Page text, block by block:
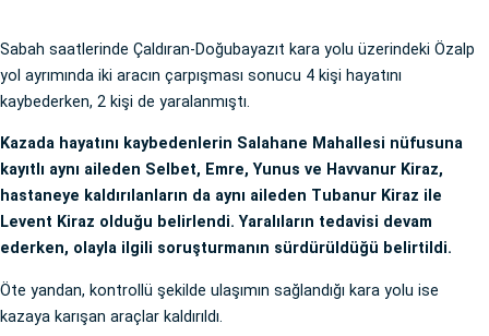
Sabah saatlerinde Çaldıran-Doğubayazıt kara yolu üzerindeki Özalp
yol ayrımında iki aracın çarpışması sonucu 4 kişi hayatını
kaybederken, 2 kişi de yaralanmıştı.
Kazada hayatını kaybedenlerin Salahane Mahallesi nüfusuna
kayıtlı aynı aileden Selbet, Emre, Yunus ve Havvanur Kiraz,
hastaneye kaldırılanların da aynı aileden Tubanur Kiraz ile
Levent Kiraz olduğu belirlendi. Yaralıların tedavisi devam
ederken, olayla ilgili soruşturmanın sürdürüldüğü belirtildi.
Öte yandan, kontrollü şekilde ulaşımın sağlandığı kara yolu ise
kazaya karışan araçlar kaldırıldı.